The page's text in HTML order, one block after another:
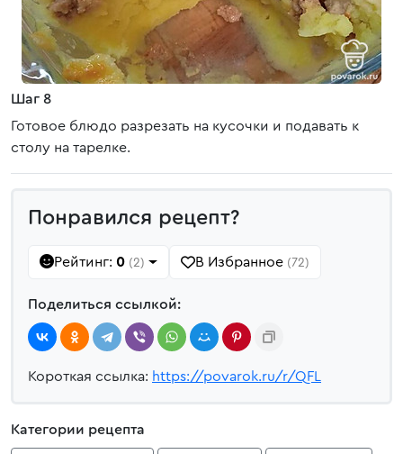
Шаг 8
Готовое блюдо разрезать на кусочки и подавать к
столу на тарелке.
Понравился рецепт?
Рейтинг: 0 (2) В Избранное (72)
Поделиться ссылкой:
Короткая ссылка: https://povarok.ru/r/QFL
Категории рецепта